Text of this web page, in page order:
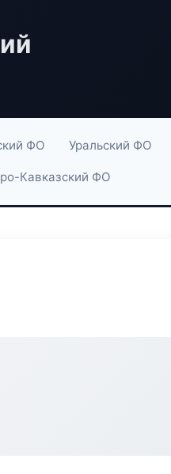
ФО Уральский ФО
Кавказский ФО